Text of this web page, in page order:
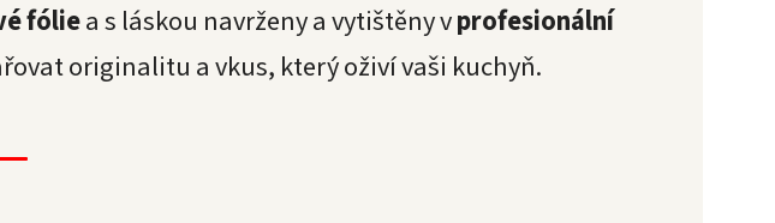
fóliea s láskou navrženy a vytištěny vprofesionální
originalitu a vkus, který oživí vaši kuchyň.